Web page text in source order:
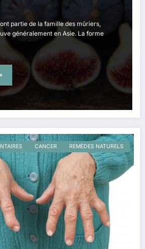
partie de la famille des mûriers,
généralement en Asie. La forme
CANCER
REMÈDES NATURELS